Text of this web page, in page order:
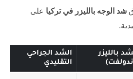
شد الوجه بالليزر في تركيا على
بالليزر
الشد الجراحي
التقليدي